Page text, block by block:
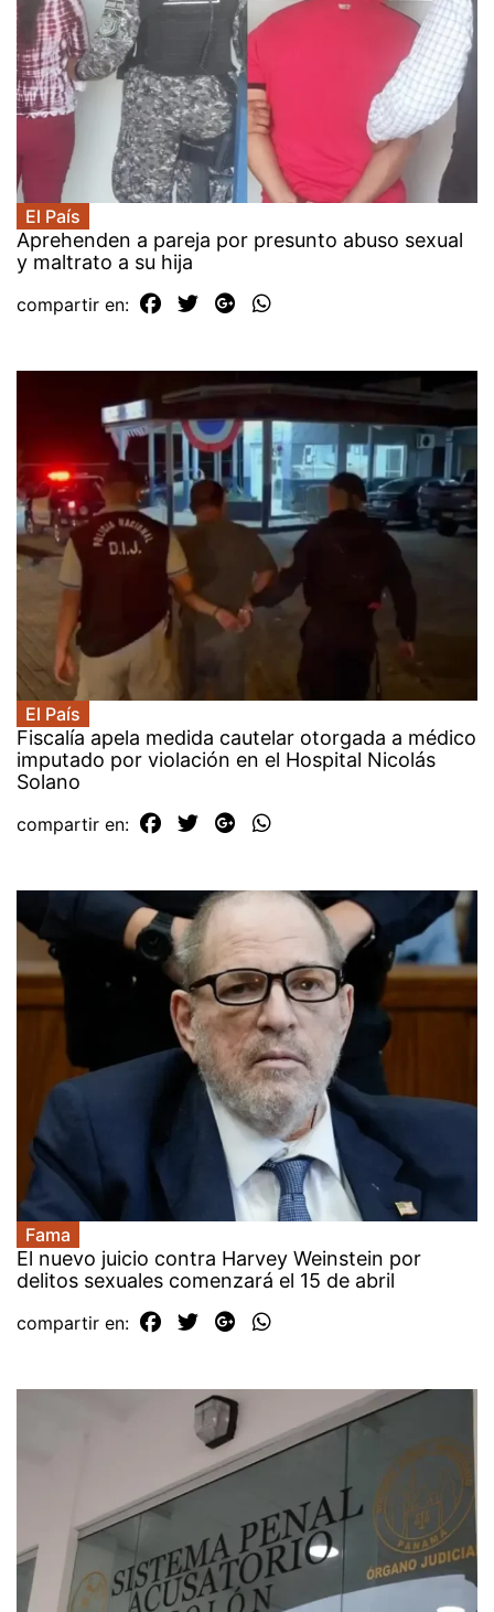
El País
Aprehenden a pareja por presunto abuso sexual
y maltrato a su hija
compartir en:
El País
Fiscalía apela medida cautelar otorgada a médico
imputado por violación en el Hospital Nicolás
Solano
compartir en:
Fama
El nuevo juicio contra Harvey Weinstein por
delitos sexuales comenzará el 15 de abril
compartir en: